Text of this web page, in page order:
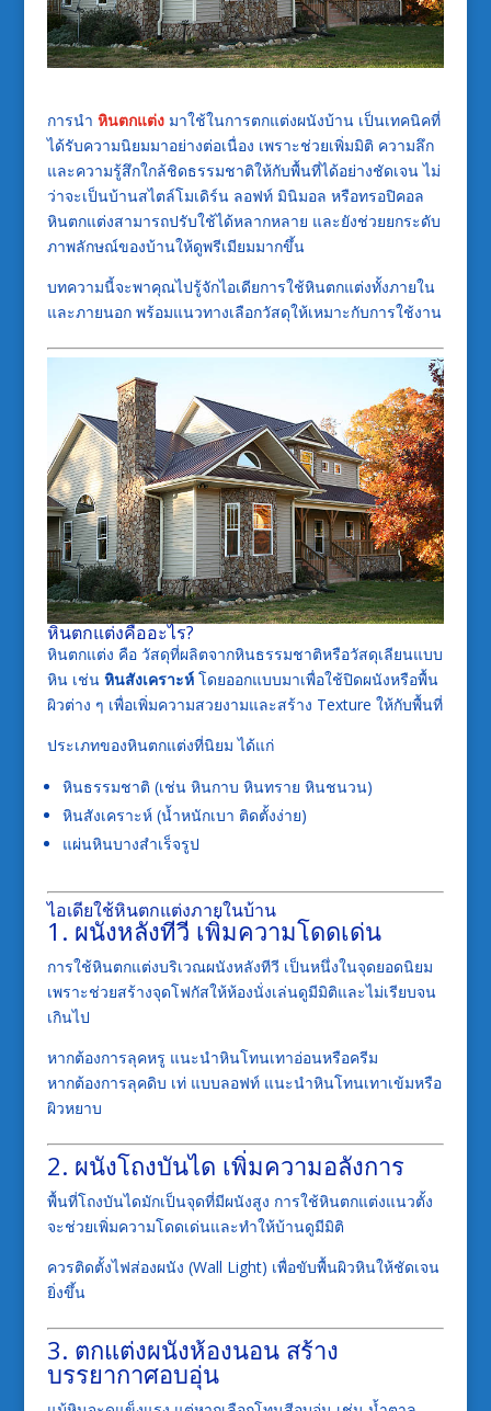
การนำ หินตกแต่งมาใช้ในการตกแต่งผนังบ้าน เป็นเทคนิคที่
ได้รับความนิยมมาอย่างต่อเนื่อง เพราะช่วยเพิ่มมิติ ความลึก
และความรู้สึกใกล้ชิดธรรมชาติให้กับพื้นที่ได้อย่างชัดเจน ไม่
ว่าจะเป็นบ้านสไตล์โมเดิร์น ลอฟท์ มินิมอล หรือทรอปิคอล
หินตกแต่งสามารถปรับใช้ได้หลากหลาย และยังช่วยยกระดับ
ภาพลักษณ์ของบ้านให้ดูพรีเมียมมากขึ้น
บทความนี้จะพาคุณไปรู้จักไอเดียการใช้หินตกแต่งทั้งภายใน
และภายนอก พร้อมแนวทางเลือกวัสดุให้เหมาะกับการใช้งาน
หินตกแต่งคืออะไร?
หินตกแต่ง คือ วัสดุที่ผลิตจากหินธรรมชาติหรือวัสดุเลียนแบบ
หิน เช่น หินสังเคราะห์โดยออกแบบมาเพื่อใช้ปิดผนังหรือพื้น
ผิวต่าง ๆ เพื่อเพิ่มความสวยงามและสร้าง Texture ให้กับพื้นที่
ประเภทของหินตกแต่งที่นิยม ได้แก่
หินธรรมชาติ (เช่น หินกาบ หินทราย หินชนวน)
หินสังเคราะห์ (น้ำหนักเบา ติดตั้งง่าย)
แผ่นหินบางสำเร็จรูป
ไอเดียใช้หินตกแต่งภายในบ้าน
1. ผนังหลังทีวี เพิ่มความโดดเด่น
การใช้หินตกแต่งบริเวณผนังหลังทีวี เป็นหนึ่งในจุดยอดนิยม
เพราะช่วยสร้างจุดโฟกัสให้ห้องนั่งเล่นดูมีมิติและไม่เรียบจน
เกินไป
หากต้องการลุคหรู แนะนำหินโทนเทาอ่อนหรือครีม
หากต้องการลุคดิบ เท่ แบบลอฟท์ แนะนำหินโทนเทาเข้มหรือ
ผิวหยาบ
2. ผนังโถงบันได เพิ่มความอลังการ
พื้นที่โถงบันไดมักเป็นจุดที่มีผนังสูง การใช้หินตกแต่งแนวตั้ง
จะช่วยเพิ่มความโดดเด่นและทำให้บ้านดูมีมิติ
ควรติดตั้งไฟส่องผนัง (Wall Light) เพื่อขับพื้นผิวหินให้ชัดเจน
ยิ่งขึ้น
3. ตกแต่งผนังห้องนอน สร้าง
บรรยากาศอบอุ่น